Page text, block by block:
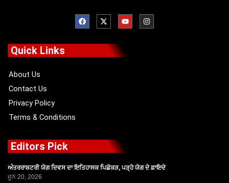
F
a
c
o
X
-
t
t
Y
o
u
e
I
n
s
Quick Links
About Us
Contact Us
Privacy Policy
Terms & Conditions
Editors Pick
ਅੰਤਰਰਾਸ਼ਟਰੀ ਯੋਗ ਦਿਵਸ ਦਾ ਇਤਿਹਾਸਕ ਪਿਛੋਕੜ, ਪੜ੍ਹੋ ਯੋਗ ਦੇ ਫ਼ਾਇਦੇ
ਜੂਨ 20, 2026